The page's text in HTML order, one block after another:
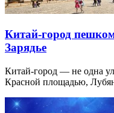
Китай-город
Зарядье
Китай-город — не одна
Красной площадью,